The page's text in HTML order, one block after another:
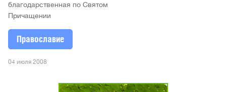
благодарственная по Святом
Причащении
Православие
04 июля 2008